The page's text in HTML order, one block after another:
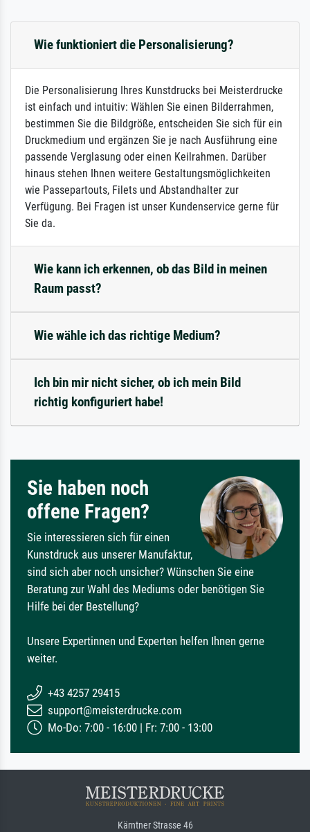
Wie funktioniert die Personalisierung?
Die Personalisierung Ihres Kunstdrucks bei Meisterdrucke
ist einfach und intuitiv: Wählen Sie einen Bilderrahmen,
bestimmen Sie die Bildgröße, entscheiden Sie sich für ein
Druckmedium und ergänzen Sie je nach Ausführung eine
passende Verglasung oder einen Keilrahmen. Darüber
hinaus stehen Ihnen weitere Gestaltungsmöglichkeiten
wie Passepartouts, Filets und Abstandhalter zur
Verfügung. Bei Fragen ist unser Kundenservice gerne für
Sie da.
Wie kann ich erkennen, ob das Bild in meinen
Raum passt?
Wie wähle ich das richtige Medium?
Ich bin mir nicht sicher, ob ich mein Bild
richtig konfiguriert habe!
Sie haben noch
offene Fragen?
Sie interessieren sich für einen
Kunstdruck aus unserer Manufaktur,
sind sich aber noch unsicher? Wünschen Sie eine
Beratung zur Wahl des Mediums oder benötigen Sie
Hilfe bei der Bestellung?
Unsere Expertinnen und Experten helfen Ihnen gerne
weiter.
+43 4257 29415
support@meisterdrucke.com
Mo-Do: 7:00 - 16:00 | Fr: 7:00 - 13:00
Kärntner Strasse 46